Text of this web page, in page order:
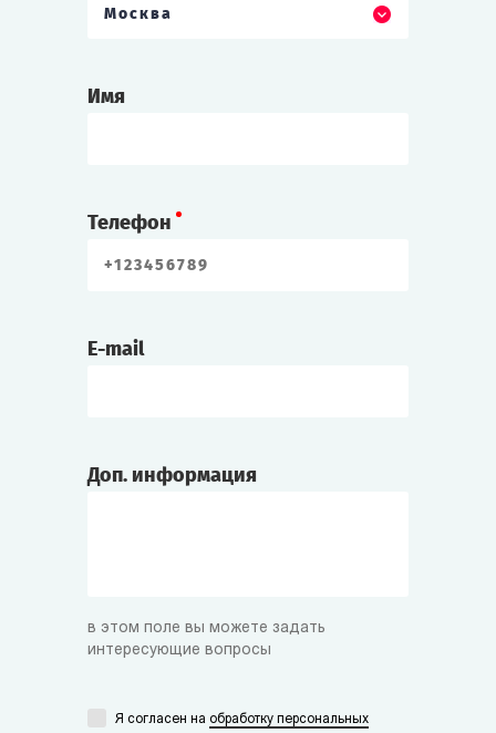
Москва
Имя
Телефон
E-mail
Доп. информация
в этом поле вы можете задать
интересующие вопросы
Я согласен на обработку персональных